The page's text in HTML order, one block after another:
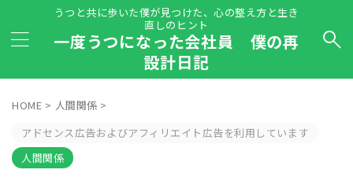
うつと共に歩いた僕が見つけた、心の整え方と生き
直しのヒント
一度うつになった会社員 僕の再
設計日記
HOME > 人間関係 >
アドセンス広告およびアフィリエイト広告を利用しています
人間関係